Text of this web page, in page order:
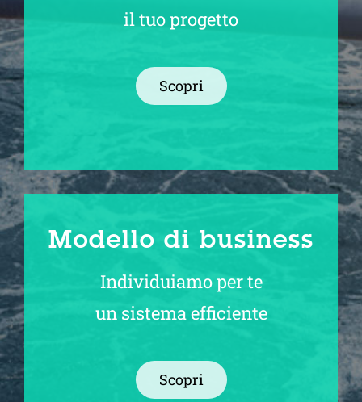
il tuo progetto
Scopri
Modello di business
Individuiamo per te
un sistema efficiente
Scopri